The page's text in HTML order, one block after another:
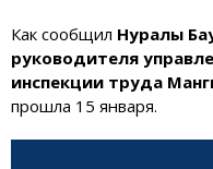
Как сообщил Нуралы
руководителя
инспекции труда
прошла 15 января.